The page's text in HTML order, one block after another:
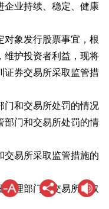
企业持续、稳定、健康
象发行股票事宜，根
维护投资者利益，现将
证券交易所采取监管措
和交易所处罚的情况
门和交易所处罚的情
易所采取监管措施的
理部门和交易所采取